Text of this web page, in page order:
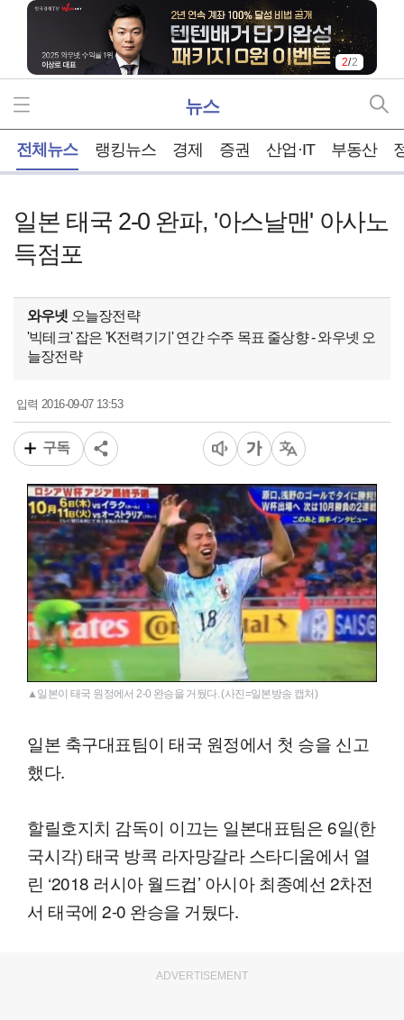
2/2
뉴스
전체뉴스 랭킹뉴스 경제 증권 산업·IT 부동산
일본 태국 2-0 완파, '아스날맨' 아사노
득점포
와우넷 오늘장전략
'빅테크' 잡은 'K전력기기' 연간 수주 목표 줄상향 - 와우넷 오
늘장전략
입력 2016-09-07 13:53
구독
▲일본이 태국 원정에서 2-0 완승을 거뒀다. (사진=일본방송 캡처)
일본 축구대표팀이 태국 원정에서 첫 승을 신고
했다.
할릴호지치 감독이 이끄는 일본대표팀은 6일(한
국시각) 태국 방콕 라자망갈라 스타디움에서 열
린 ‘2018 러시아 월드컵’ 아시아 최종예선 2차전
서 태국에 2-0 완승을 거뒀다.
ADVERTISEMENT